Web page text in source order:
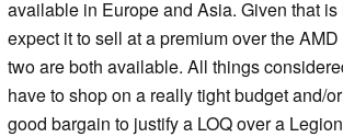
available in Europe and Asia. Given that is
expect it to sell at a premium over the
two are both available. All things
have to shop on a really tight budget and/
good bargain to justify a LOQ over a